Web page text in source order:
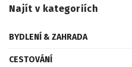
Najít v kategoriích
BYDLENÍ & ZAHRADA
CESTOVÁNÍ